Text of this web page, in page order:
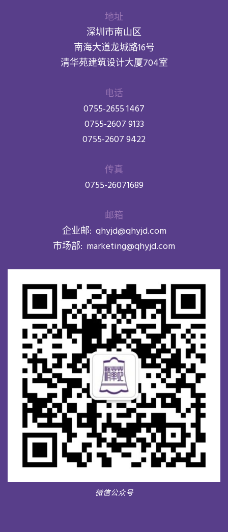
地址
深圳市南山区
南海大道龙城路16号
清华苑建筑设计大厦704室
电话
0755-2655 1467
0755-2607 9133
0755-2607 9422
传真
0755-26071689
邮箱
企业邮: qhyjd@qhyjd.com
市场部: marketing@qhyjd.com
微信公众号